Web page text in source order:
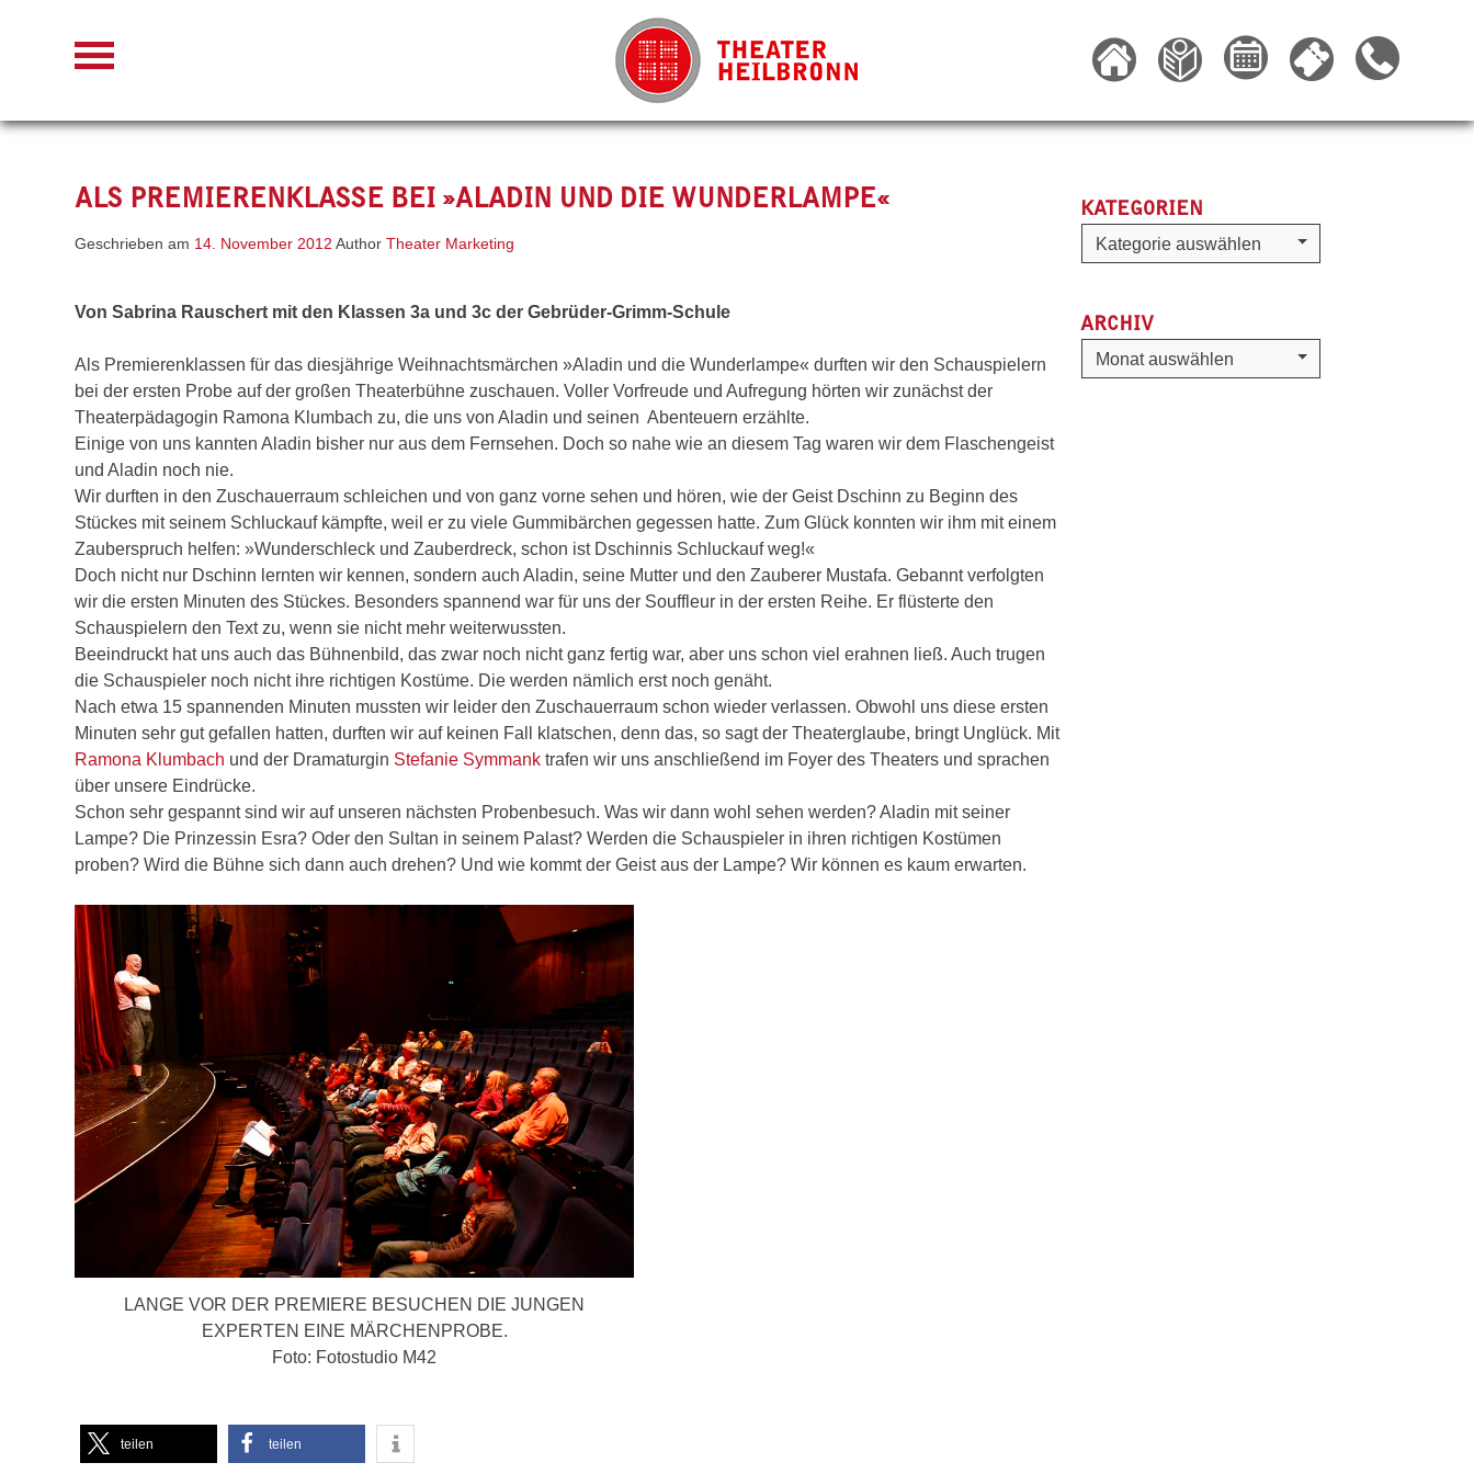
ALS PREMIERENKLASSE BEI »ALADIN UND DIE WUNDERLAMPE«
Geschrieben am 14. November 2012 Author Theater Marketing
Von Sabrina Rauschert mit den Klassen 3a und 3c der Gebrüder-Grimm-Schule
Als Premierenklassen für das diesjährige Weihnachtsmärchen »Aladin und die Wunderlampe« durften wir den Schauspielern
bei der ersten Probe auf der großen Theaterbühne zuschauen. Voller Vorfreude und Aufregung hörten wir zunächst der
Theaterpädagogin Ramona Klumbach zu, die uns von Aladin und seinen Abenteuern erzählte.
Einige von uns kannten Aladin bisher nur aus dem Fernsehen. Doch so nahe wie an diesem Tag waren wir dem Flaschengeist
und Aladin noch nie.
Wir durften in den Zuschauerraum schleichen und von ganz vorne sehen und hören, wie der Geist Dschinn zu Beginn des
Stückes mit seinem Schluckauf kämpfte, weil er zu viele Gummibärchen gegessen hatte. Zum Glück konnten wir ihm mit einem
Zauberspruch helfen: »Wunderschleck und Zauberdreck, schon ist Dschinnis Schluckauf weg!«
Doch nicht nur Dschinn lernten wir kennen, sondern auch Aladin, seine Mutter und den Zauberer Mustafa. Gebannt verfolgten
wir die ersten Minuten des Stückes. Besonders spannend war für uns der Souffleur in der ersten Reihe. Er flüsterte den
Schauspielern den Text zu, wenn sie nicht mehr weiterwussten.
Beeindruckt hat uns auch das Bühnenbild, das zwar noch nicht ganz fertig war, aber uns schon viel erahnen ließ. Auch trugen
die Schauspieler noch nicht ihre richtigen Kostüme. Die werden nämlich erst noch genäht.
Nach etwa 15 spannenden Minuten mussten wir leider den Zuschauerraum schon wieder verlassen. Obwohl uns diese ersten
Minuten sehr gut gefallen hatten, durften wir auf keinen Fall klatschen, denn das, so sagt der Theaterglaube, bringt Unglück. Mit
Ramona Klumbach und der Dramaturgin Stefanie Symmank trafen wir uns anschließend im Foyer des Theaters und sprachen
über unsere Eindrücke.
Schon sehr gespannt sind wir auf unseren nächsten Probenbesuch. Was wir dann wohl sehen werden? Aladin mit seiner
Lampe? Die Prinzessin Esra? Oder den Sultan in seinem Palast? Werden die Schauspieler in ihren richtigen Kostümen
proben? Wird die Bühne sich dann auch drehen? Und wie kommt der Geist aus der Lampe? Wir können es kaum erwarten.
LANGE VOR DER PREMIERE BESUCHEN DIE JUNGEN
EXPERTEN EINE MÄRCHENPROBE.
Foto: Fotostudio M42
teilen teilen
KATEGORIEN
Kategorien
Kategorie auswählen
ARCHIV
Archiv
Monat auswählen